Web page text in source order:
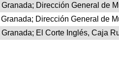
Dirección General de
Dirección General de
El Corte Inglés, Caja